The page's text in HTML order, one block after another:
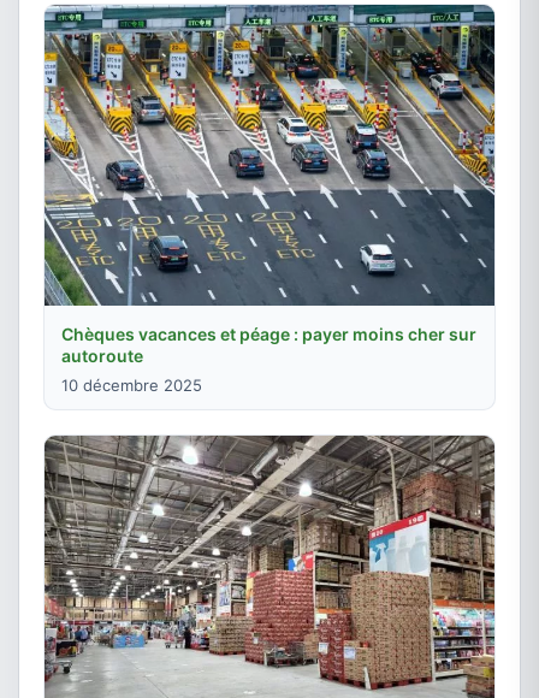
Chèques vacances et péage : payer moins cher sur
autoroute
10 décembre 2025